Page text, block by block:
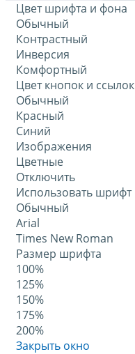
Цвет шрифта и фона
Обычный
Контрастный
Инверсия
Комфортный
Цвет кнопок и ссылок
Обычный
Красный
Синий
Изображения
Цветные
Отключить
Использовать шрифт
Обычный
Arial
Times New Roman
Размер шрифта
100%
125%
150%
175%
200%
Закрыть окно